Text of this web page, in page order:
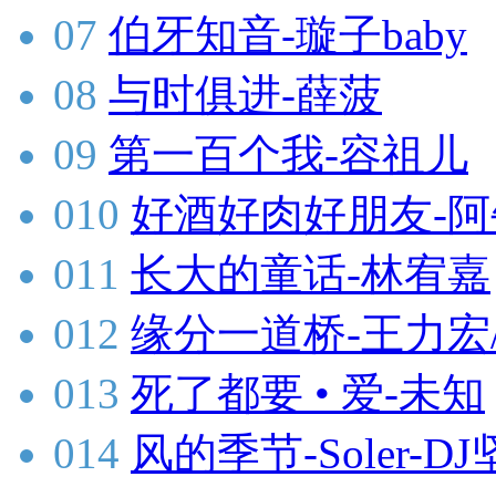
07 伯牙知音-璇子baby
08 与时俱进-薛菠
09 第一百个我-容祖儿
010 好酒好肉好朋友-
011 长大的童话-林宥嘉
012 缘分一道桥-王力
013 死了都要 • 爱-未知
014 风的季节-Soler-